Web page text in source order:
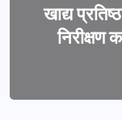
खाद्य
निरीक्षण